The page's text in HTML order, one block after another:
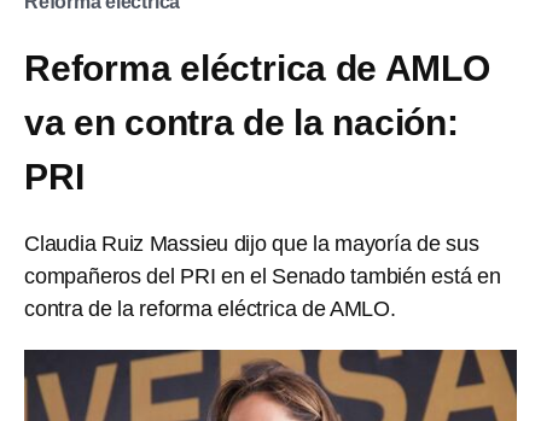
Reforma eléctrica de AMLO
va en contra de la nación:
PRI
Claudia Ruiz Massieu dijo que la mayoría de sus
compañeros del PRI en el Senado también está en
contra de la reforma eléctrica de AMLO.